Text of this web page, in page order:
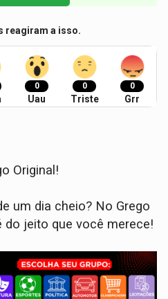
reagiram a isso.
0
Uau
0
Triste
0
Grr
Original!
um dia cheio? No Grego
do jeito que você merece!